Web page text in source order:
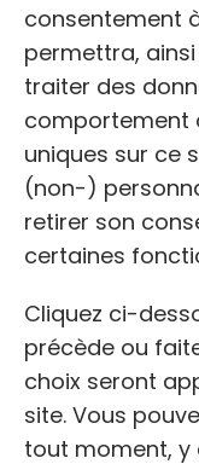
consentement
permettra,
traiter des
comportement
uniques sur ce
(non-)
retirer son
certaines
Cliquez ci-
précède ou
choix seront
site. Vous
tout moment,
Refuge
Cliquez